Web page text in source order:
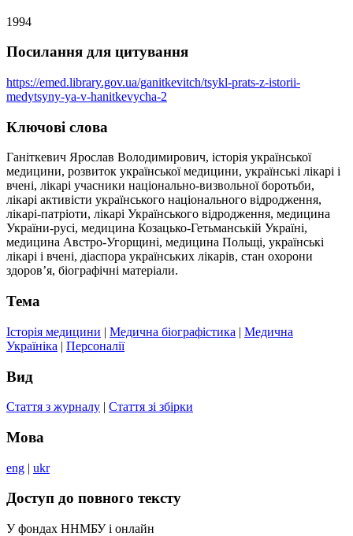
1994
Посилання для цитування
https://emed.library.gov.ua/ganitkevitch/tsykl-prats-z-istorii-
medytsyny-ya-v-hanitkevycha-2
Ключові слова
Ганіткевич Ярослав Володимирович, історія української
медицини, розвиток української медицини, українські лікарі і
вчені, лікарі учасники національно-визвольної боротьби,
лікарі активісти українського національного відродження,
лікарі-патріоти, лікарі Українського відродження, медицина
України-русі, медицина Козацько-Гетьманській Україні,
медицина Австро-Угорщині, медицина Польщі, українські
лікарі і вчені, діаспора українських лікарів, стан охорони
здоров’я, біографічні матеріали.
Тема
Історія медицини | Медична біографістика | Медична
Україніка | Персоналії
Вид
Стаття з журналу | Стаття зі збірки
Мова
eng | ukr
Доступ до повного тексту
У фондах ННМБУ і онлайн